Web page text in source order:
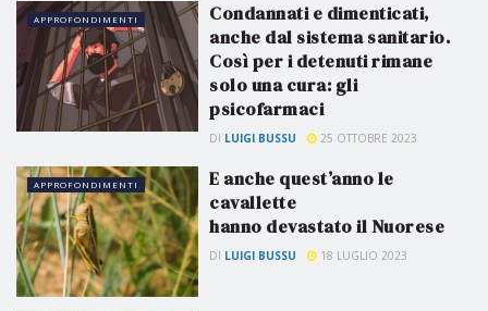
APPROFONDIMENTI
Condannati e dimenticati,
anche dal sistema sanitario.
Così per i detenuti rimane
solo una cura: gli
psicofarmaci
DI LUIGI BUSSU 25 OTTOBRE 2023
APPROFONDIMENTI
E anche quest’anno le
cavallette
hanno devastato il Nuorese
DI LUIGI BUSSU 18 LUGLIO 2023